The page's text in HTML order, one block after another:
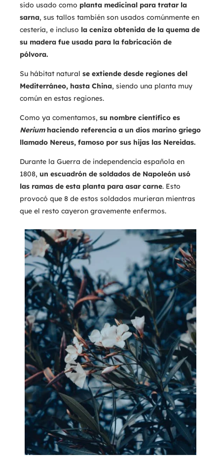
sido usado como planta medicinal para tratar la
sarna, sus tallos también son usados comúnmente en
cestería, e incluso la ceniza obtenida de la quema de
su madera fue usada para la fabricación de
pólvora.
Su hábitat natural se extiende desde regiones del
Mediterráneo, hasta China, siendo una planta muy
común en estas regiones.
Como ya comentamos, su nombre científico es
Nerium haciendo referencia a un dios marino griego
llamado Nereus, famoso por sus hijas las Nereidas.
Durante la Guerra de independencia española en
1808, un escuadrón de soldados de Napoleón usó
las ramas de esta planta para asar carne. Esto
provocó que 8 de estos soldados murieran mientras
que el resto cayeron gravemente enfermos.